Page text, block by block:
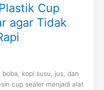
Cup
agar Tidak
kopi susu, jus, dan
cup sealer menjadi alat